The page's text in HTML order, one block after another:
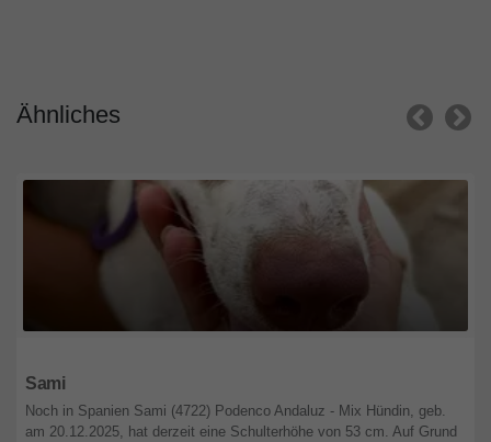
Ähnliches
Sami
Noch in Spanien Sami (4722) Podenco Andaluz - Mix Hündin, geb.
am 20.12.2025, hat derzeit eine Schulterhöhe von 53 cm. Auf Grund